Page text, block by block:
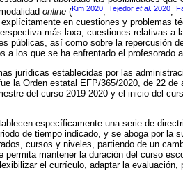
online (Kim 2020; Tejedor et al. 2020;
en cuestiones y problemas
más laxa, cuestiones relativas a
públicas, así como sobre la repercusión
a los que se ha enfrentado el profesorado
jurídicas establecidas por las
la Orden estatal EFP/365/2020, de 22
del curso 2019-2020 y el inicio del
específicamente una serie de
de tiempo indicado, y se aboga por la
cursos y niveles, partiendo de un
permita mantener la duración del curso
el currículo, adaptar la